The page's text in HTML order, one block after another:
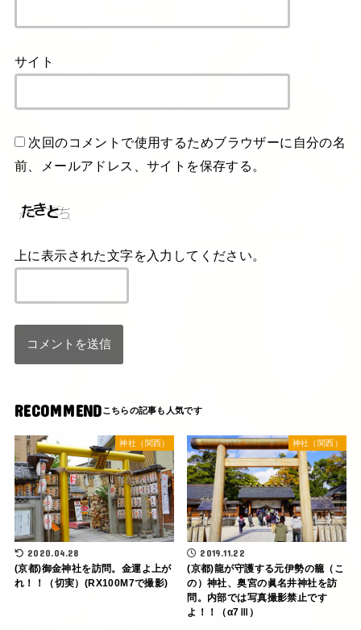
サイト
次回のコメントで使用するためブラウザーに自分の名
前、メールアドレス、サイトを保存する。
上に表示された文字を入力してください。
RECOMMEND
神社（関西）
2020.04.28
(京都)御金神社を訪問。金運よ上が
れ！！（切実）(RX100M7で撮影)
神社（関西）
2019.11.22
(京都)龍が守護する元伊勢の籠（こ
の）神社、奥宮の眞名井神社を訪
問。内部では写真撮影禁止です
よ！！（α7Ⅲ）